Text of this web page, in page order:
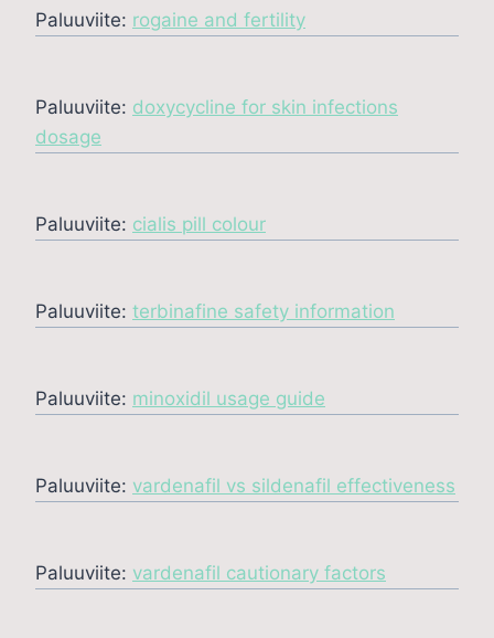
Paluuviite: rogaine and fertility
Paluuviite: doxycycline for skin infections
dosage
Paluuviite: cialis pill colour
Paluuviite: terbinafine safety information
Paluuviite: minoxidil usage guide
Paluuviite: vardenafil vs sildenafil effectiveness
Paluuviite: vardenafil cautionary factors